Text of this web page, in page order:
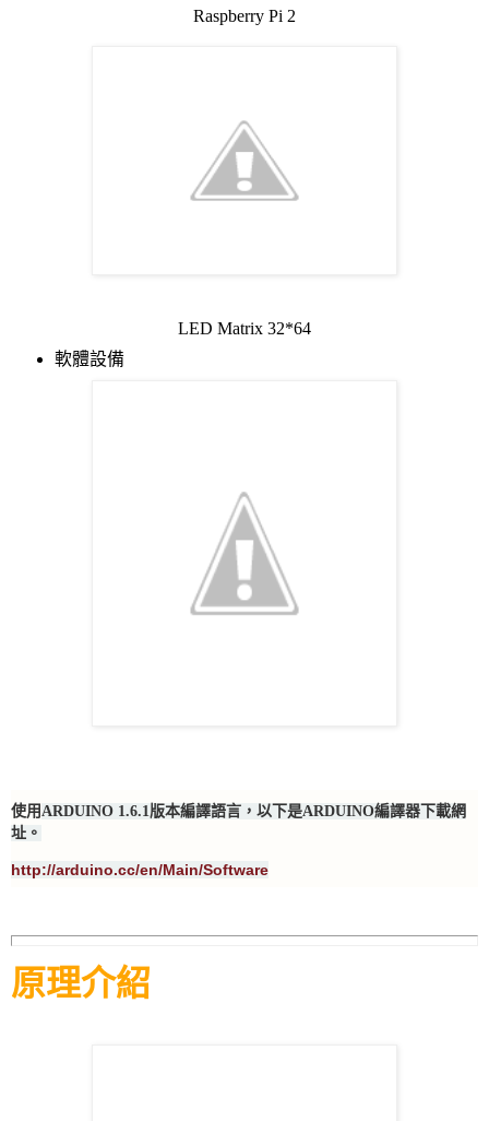
Raspberry Pi 2
LED Matrix 32*64
軟體設備
使用ARDUINO 1.6.1版本編譯語言，以下是ARDUINO編譯器下載網
址。
http://arduino.cc/en/Main/Software
原理介紹